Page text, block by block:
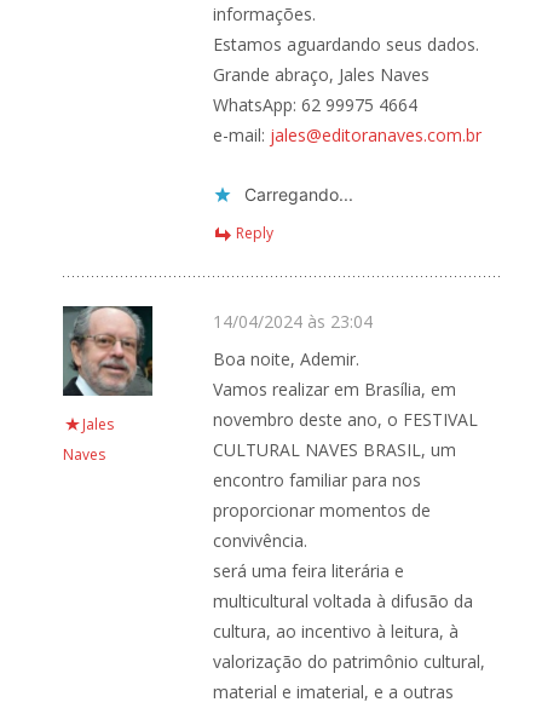
informações.
Estamos aguardando seus dados.
Grande abraço, Jales Naves
WhatsApp: 62 99975 4664
e-mail: jales@editoranaves.com.br
Carregando...
Reply
Jales
Naves
14/04/2024 às 23:04
Boa noite, Ademir.
Vamos realizar em Brasília, em
novembro deste ano, o FESTIVAL
CULTURAL NAVES BRASIL, um
encontro familiar para nos
proporcionar momentos de
convivência.
será uma feira literária e
multicultural voltada à difusão da
cultura, ao incentivo à leitura, à
valorização do patrimônio cultural,
material e imaterial, e a outras